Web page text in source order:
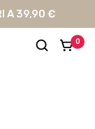
A 39,90 €
0